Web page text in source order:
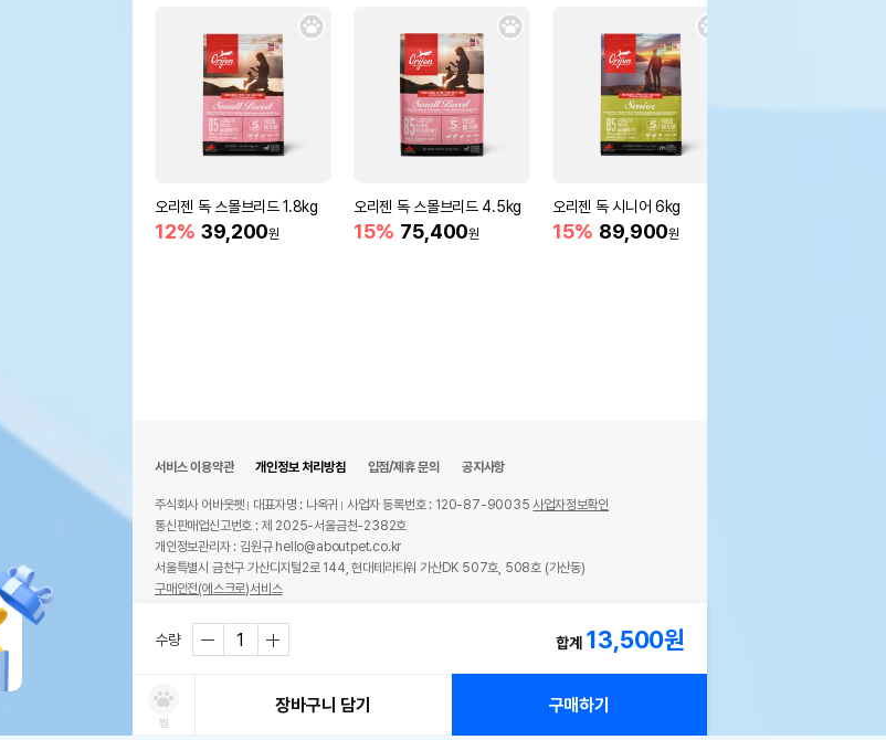
오리젠 독 스몰브리드 1.8kg
12% 39,200원
오리젠 독 스몰브리드 4.5kg
15% 75,400원
오리젠 독 시니어 6kg
15% 89,900원
수량 합계 13,500원
찜
장바구니 담기 구매하기
서비스 이용약관 개인정보 처리방침 입점/제휴 문의 공지사항
주식회사 어바웃펫 대표자명 : 나옥귀 사업자 등록번호 : 120-87-90035사업자정보확인
통신판매업신고번호 : 제 2025-서울금천-2382호
개인정보관리자 : 김원규 hello@aboutpet.co.kr
서울특별시 금천구 가산디지털2로 144, 현대테라타워 가산DK 507호, 508호 (가산동)
구매안전(에스크로)서비스